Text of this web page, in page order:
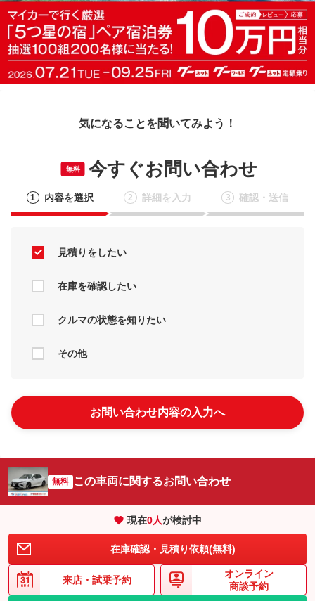
気になることを聞いてみよう！
無料 今すぐお問い合わせ
1 内容を選択 2 詳細を入力 3 確認・送信
見積りをしたい
在庫を確認したい
クルマの状態を知りたい
その他
お問い合わせ内容の入力へ
無料 この車両に関するお問い合わせ
現在0人が検討中
在庫確認・見積り依頼(無料)
来店・ 試乗予約
オンライン
商談予約